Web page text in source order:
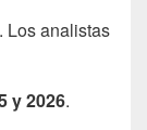
Los analistas
y 2026.